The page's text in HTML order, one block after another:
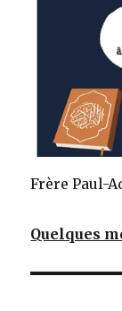
Frère Paul-
Quelques